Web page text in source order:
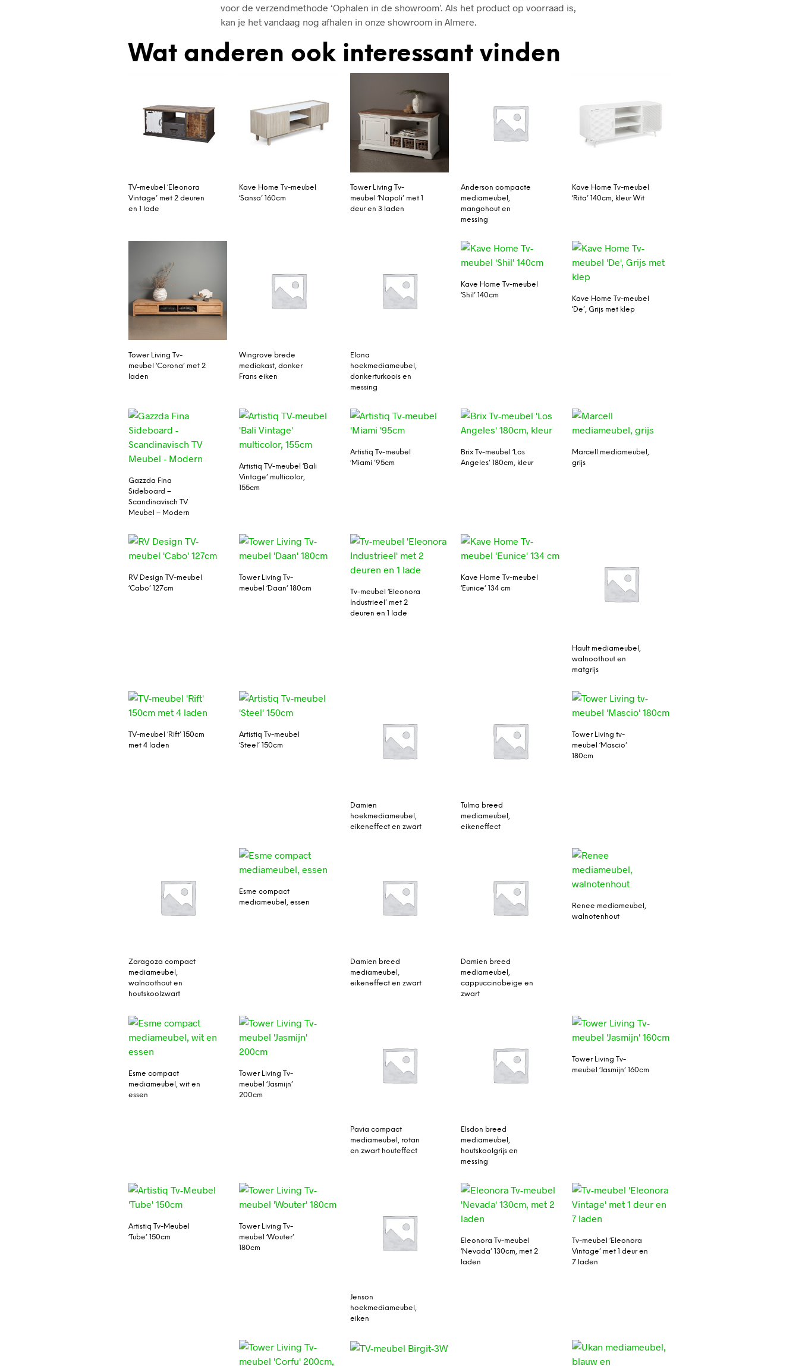
voor de verzendmethode ‘Ophalen in de showroom’. Als het product op voorraad is,
kan je het vandaag nog afhalen in onze showroom in Almere.
Wat anderen ook interessant vinden
TV-meubel ‘Eleonora
Vintage’ met 2 deuren
en 1 lade
Kave Home Tv-meubel
‘Sansa’ 160cm
Tower Living Tv-
meubel ‘Napoli’ met 1
deur en 3 laden
Anderson compacte
mediameubel,
mangohout en
messing
Kave Home Tv-meubel
‘Rita’ 140cm, kleur Wit
Tower Living Tv-
meubel ‘Corona’ met 2
laden
Wingrove brede
mediakast, donker
Frans eiken
Elona
hoekmediameubel,
donkerturkoois en
messing
Kave Home Tv-meubel
‘Shil’ 140cm
Kave Home Tv-meubel
‘De’, Grijs met klep
Gazzda Fina
Sideboard –
Scandinavisch TV
Meubel – Modern
Artistiq TV-meubel ‘Bali
Vintage’ multicolor,
155cm
Artistiq Tv-meubel
‘Miami ’95cm
Brix Tv-meubel ‘Los
Angeles’ 180cm, kleur
Marcell mediameubel,
grijs
RV Design TV-meubel
‘Cabo’ 127cm
Tower Living Tv-
meubel ‘Daan’ 180cm
Tv-meubel ‘Eleonora
Industrieel’ met 2
deuren en 1 lade
Kave Home Tv-meubel
‘Eunice’ 134 cm
Hault mediameubel,
walnoothout en
matgrijs
TV-meubel ‘Rift’ 150cm
met 4 laden
Artistiq Tv-meubel
‘Steel’ 150cm
Damien
hoekmediameubel,
eikeneffect en zwart
Tulma breed
mediameubel,
eikeneffect
Tower Living tv-
meubel ‘Mascio’
180cm
Zaragoza compact
mediameubel,
walnoothout en
houtskoolzwart
Esme compact
mediameubel, essen
Damien breed
mediameubel,
eikeneffect en zwart
Damien breed
mediameubel,
cappuccinobeige en
zwart
Renee mediameubel,
walnotenhout
Esme compact
mediameubel, wit en
essen
Tower Living Tv-
meubel ‘Jasmijn’
200cm
Pavia compact
mediameubel, rotan
en zwart houteffect
Elsdon breed
mediameubel,
houtskoolgrijs en
messing
Tower Living Tv-
meubel ‘Jasmijn’ 160cm
Artistiq Tv-Meubel
‘Tube’ 150cm
Tower Living Tv-
meubel ‘Wouter’
180cm
Jenson
hoekmediameubel,
eiken
Eleonora Tv-meubel
‘Nevada’ 130cm, met 2
laden
Tv-meubel ‘Eleonora
Vintage’ met 1 deur en
7 laden